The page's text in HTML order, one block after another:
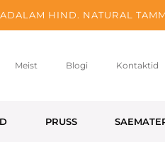
HIND. NATURAL
Meist Blogi Kontaktid
PRUSS